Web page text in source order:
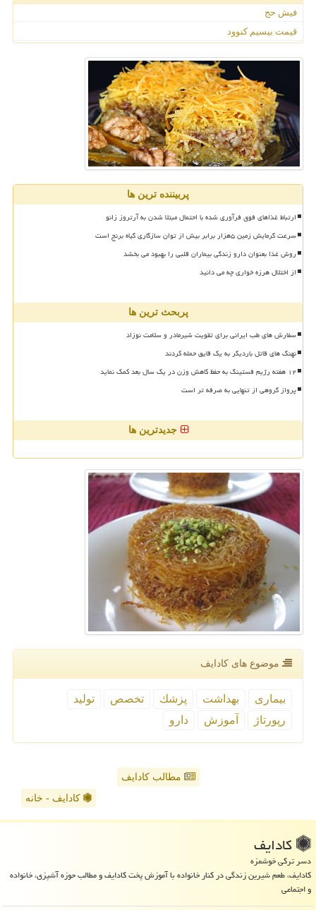
فیش حج
قیمت بیسیم کنوود
پربیننده ترین ها
ارتباط غذاهای فوق فرآوری شده با احتمال مبتلا شدن به آرتروز زانو
سرعت گرمایش زمین ۵هزار برابر بیش از توان سازگاری گیاه برنج است
روش غذا بعنوان دارو زندگی بیماران قلبی را بهبود می بخشد
از اختلال هرزه خواری چه می دانید
پربحث ترین ها
سفارش های طب ایرانی برای تقویت شیرمادر و سلامت نوزاد
نهنگ های قاتل باردیگر به یک قایق حمله کردند
۱۲ هفته رژیم فستینگ به حفظ کاهش وزن در یک سال بعد کمک نماید
پرواز گروهی از تنهایی به صرفه تر است
جدیدترین ها
موضوع های كادایف
بیماری بهداشت پزشك تخصص
تولید
رپورتاژ
آموزش دارو
مطالب کادایف
کادایف - خانه
كادایف
دسر ترکی خوشمزه
کادایف، طعم شیرین زندگی در کنار خانواده با آموزش پخت کادایف و مطالب حوزه آشپزی، خانواده
و اجتماعی